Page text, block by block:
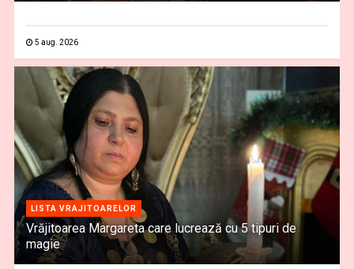
5 aug. 2026
LISTA VRAJITOARELOR
Vrăjitoarea Margareta care lucrează cu 5 tipuri de
magie